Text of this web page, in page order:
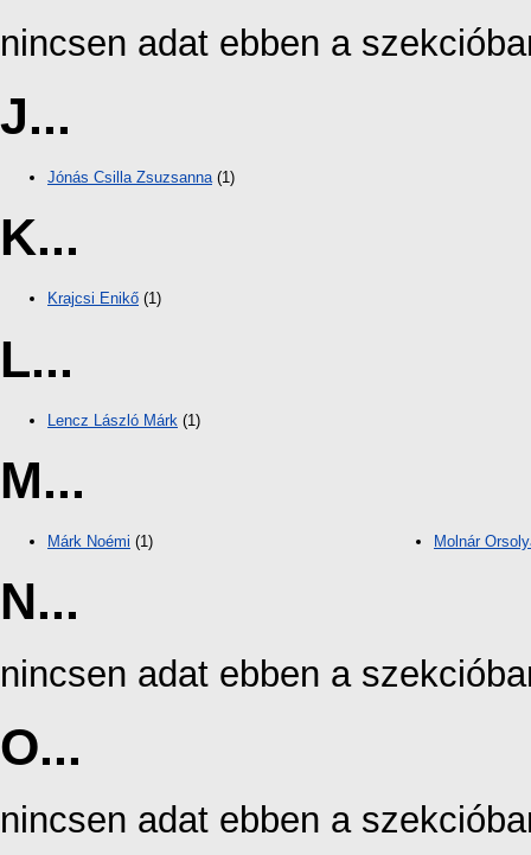
nincsen adat ebben a
J...
Jónás Csilla Zsuzsanna(1)
K...
Krajcsi Enikő (1)
L...
Lencz László Márk (1)
M...
Márk Noémi (1) Molnár
N...
nincsen adat ebben a
O...
nincsen adat ebben a